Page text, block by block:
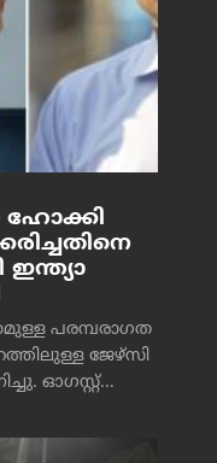
ഹോക്കി
പരമ്പരാഗത
ജേഴ്‌സി
ഓഗസ്റ്റ്...